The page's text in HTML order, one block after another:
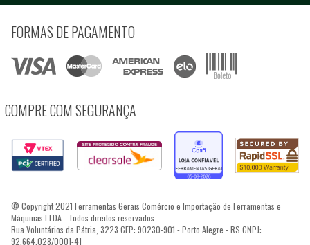
FORMAS DE PAGAMENTO
COMPRE COM SEGURANÇA
© Copyright 2021 Ferramentas Gerais Comércio e Importação de Ferramentas e
Máquinas LTDA - Todos direitos reservados.
Rua Voluntários da Pátria, 3223 CEP: 90230-901 - Porto Alegre - RS CNPJ:
92.664.028/0001-41